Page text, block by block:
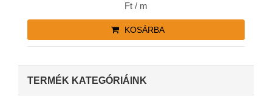
Ft / m
KOSÁRBA
TERMÉK KATEGÓRIÁINK